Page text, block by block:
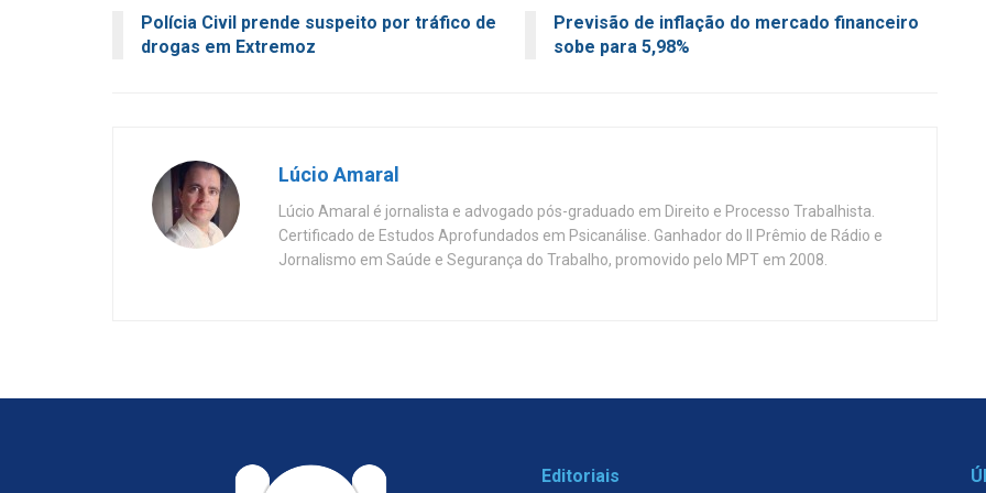
Polícia Civil prende suspeito por tráfico de
drogas em Extremoz
Previsão de inflação do mercado financeiro
sobe para 5,98%
Lúcio Amaral
Lúcio Amaral é jornalista e advogado pós-graduado em Direito e Processo Trabalhista.
Certificado de Estudos Aprofundados em Psicanálise. Ganhador do II Prêmio de Rádio e
Jornalismo em Saúde e Segurança do Trabalho, promovido pelo MPT em 2008.
Editoriais